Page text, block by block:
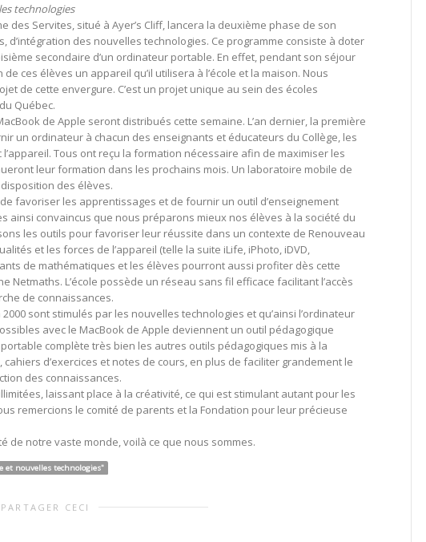
technologies
des Servites, situé à Ayer’s Cliff, lancera la deuxième phase de son
d’intégration des nouvelles technologies. Ce programme consiste à doter
secondaire d’un ordinateur portable. En effet, pendant son séjour
ces élèves un appareil qu’il utilisera à l’école et la maison. Nous
de cette envergure. C’est un projet unique au sein des écoles
Québec.
de Apple seront distribués cette semaine. L’an dernier, la première
un ordinateur à chacun des enseignants et éducateurs du Collège, les
Tous ont reçu la formation nécessaire afin de maximiser les
leur formation dans les prochains mois. Un laboratoire mobile de
des élèves.
favoriser les apprentissages et de fournir un outil d’enseignement
ainsi convaincus que nous préparons mieux nos élèves à la société du
les outils pour favoriser leur réussite dans un contexte de Renouveau
et les forces de l’appareil (telle la suite iLife, iPhoto, iDVD,
de mathématiques et les élèves pourront aussi profiter dès cette
Netmaths. L’école possède un réseau sans fil efficace facilitant l’accès
de connaissances.
sont stimulés par les nouvelles technologies et qu’ainsi l’ordinateur
avec le MacBook de Apple deviennent un outil pédagogique
complète très bien les autres outils pédagogiques mis à la
d’exercices et notes de cours, en plus de faciliter grandement le
des connaissances.
laissant place à la créativité, ce qui est stimulant autant pour les
remercions le comité de parents et la Fondation pour leur précieuse
de notre vaste monde, voilà ce que nous sommes.
et nouvelles technologies"
PARTAGER CECI